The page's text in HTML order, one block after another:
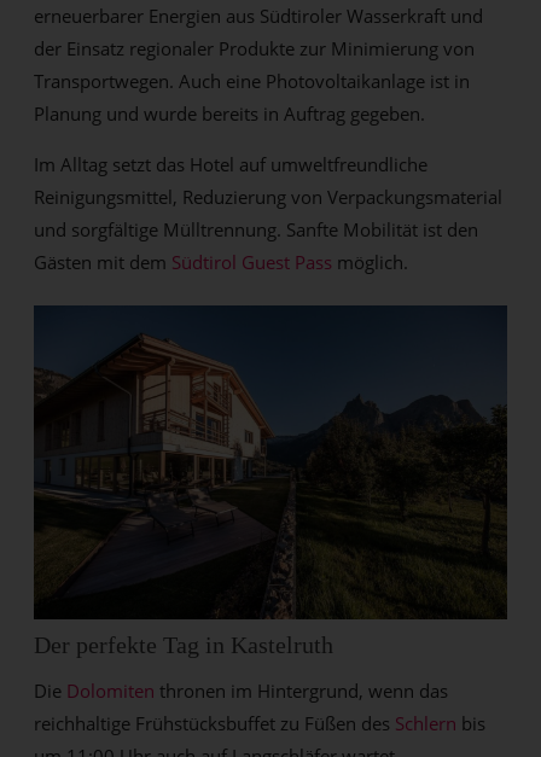
erneuerbarer Energien aus Südtiroler Wasserkraft und
der Einsatz regionaler Produkte zur Minimierung von
Transportwegen. Auch eine Photovoltaikanlage ist in
Planung und wurde bereits in Auftrag gegeben.
Im Alltag setzt das Hotel auf umweltfreundliche
Reinigungsmittel, Reduzierung von Verpackungsmaterial
und sorgfältige Mülltrennung. Sanfte Mobilität ist den
Gästen mit dem Südtirol Guest Pass möglich.
Der perfekte Tag in Kastelruth
Die Dolomiten thronen im Hintergrund, wenn das
reichhaltige Frühstücksbuffet zu Füßen des Schlern bis